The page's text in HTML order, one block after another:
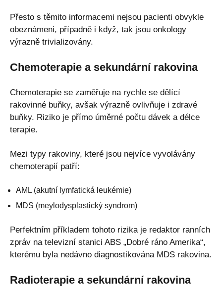
Přesto s těmito informacemi nejsou pacienti obvykle
obeznámeni, případně i když, tak jsou onkology
výrazně trivializovány.
Chemoterapie a sekundární rakovina
Chemoterapie se zaměřuje na rychle se dělící
rakovinné buňky, avšak výrazně ovlivňuje i zdravé
buňky. Riziko je přímo úměrné počtu dávek a délce
terapie.
Mezi typy rakoviny, které jsou nejvíce vyvolávány
chemoterapií patří:
AML (akutní lymfatická leukémie)
MDS (meylodysplastický syndrom)
Perfektním příkladem tohoto rizika je redaktor ranních
zpráv na televizní stanici ABS „Dobré ráno Amerika“,
kterému byla nedávno diagnostikována MDS rakovina.
Radioterapie a sekundární rakovina